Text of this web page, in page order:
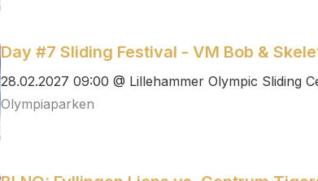
Day #7 Sliding Festival - VM Bob &
28.02.2027 09:00 @ Lillehammer Olympic Sliding
Olympiaparken